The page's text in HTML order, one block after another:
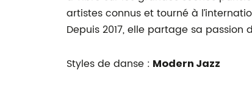
artistes connus et tourné à
Depuis 2017, elle partage sa passion
Styles de danse : Modern Jazz